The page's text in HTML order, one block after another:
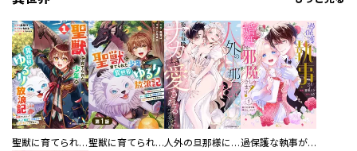
聖獣に育てられた少年の異世界ゆるり放浪記～神様からもらったチート魔法で、仲間たちとスローライフを満喫中～ 聖獣に育てられた少年の異世界ゆるり放浪記～神様からもらったチート魔法で、仲間たちとスローライフを満喫中～【分冊版】 人外の旦那様に娶られ毎晩ナカまで愛される…。アンソロジー 過保護な執事が私の婚活を邪魔してきます！ 分冊版